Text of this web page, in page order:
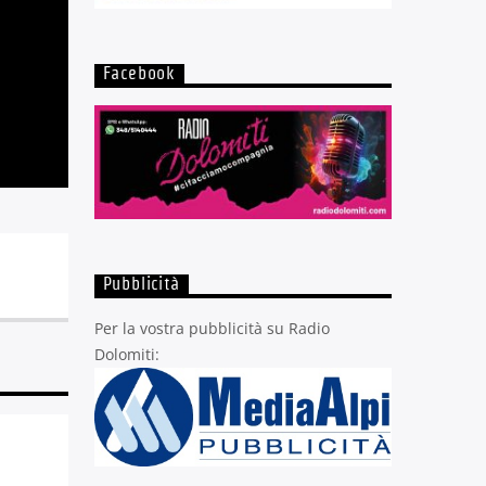
Facebook
Pubblicità
Per la vostra pubblicità su Radio
Dolomiti: